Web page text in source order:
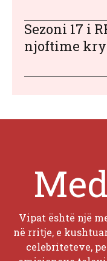
Sezoni 17 i
njoftime
Vipat është një
në rritje, e
celebriteteve,